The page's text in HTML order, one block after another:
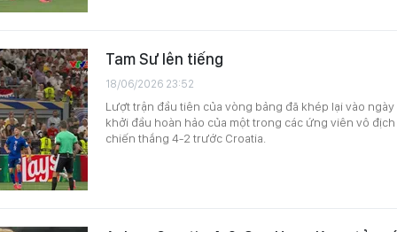
Tam Sư lên tiếng
18/06/2026 23:52
Lượt trận đầu tiên của vòng bảng đã khép lại vào
khởi đầu hoàn hảo của một trong các ứng viên vô
chiến thắng 4-2 trước Croatia.